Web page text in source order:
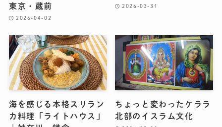
東京・蔵前
2026-04-02
2026-03-31
海を感じる本格スリラン
カ料理「ライトハウス」
ちょっと変わったケララ
北部のイスラム文化